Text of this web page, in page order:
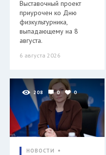
Выставочный проект
приурочен ко Дню
физкультурника,
выпадающему на 8
августа.
6 августа 2026
208 0 0
НОВОСТИ